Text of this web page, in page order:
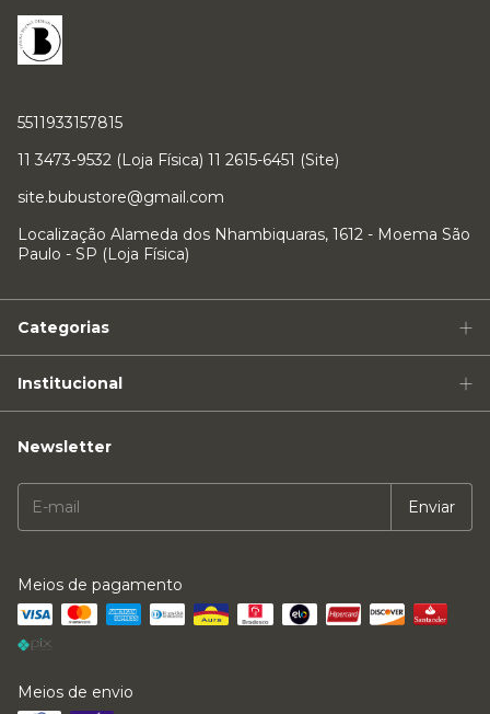
5511933157815
11 3473-9532 (Loja Física) 11 2615-6451 (Site)
site.bubustore@gmail.com
Localização Alameda dos Nhambiquaras, 1612 - Moema São
Paulo - SP (Loja Física)
Categorias
Institucional
Newsletter
Meios de pagamento
Meios de envio